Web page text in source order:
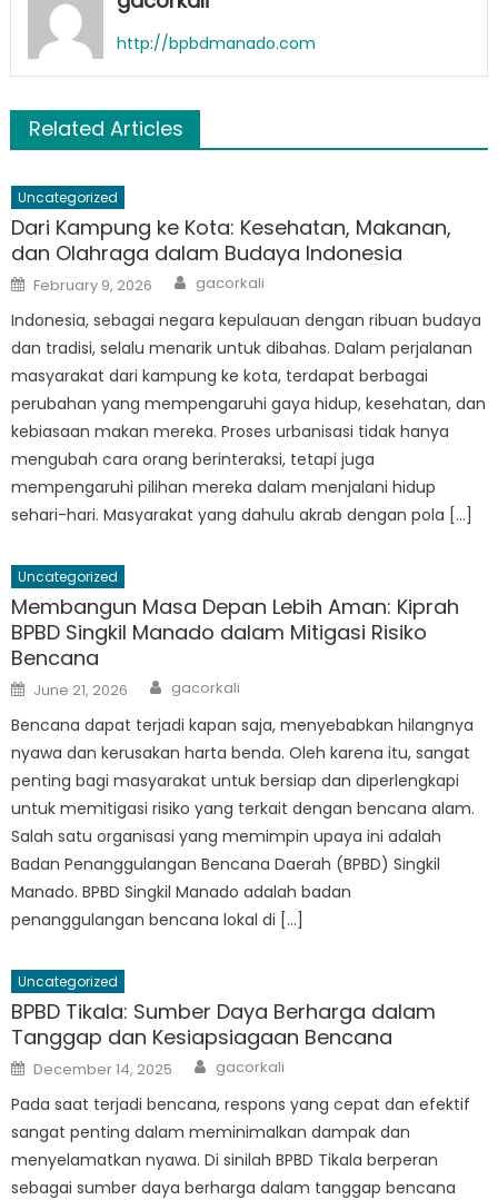
http://bpbdmanado.com
Related Articles
Uncategorized
Dari Kampung ke Kota: Kesehatan, Makanan,
dan Olahraga dalam Budaya Indonesia
Posted
on
February 9, 2026 Author
gacorkali
Indonesia, sebagai negara kepulauan dengan ribuan budaya
dan tradisi, selalu menarik untuk dibahas. Dalam perjalanan
masyarakat dari kampung ke kota, terdapat berbagai
perubahan yang mempengaruhi gaya hidup, kesehatan, dan
kebiasaan makan mereka. Proses urbanisasi tidak hanya
mengubah cara orang berinteraksi, tetapi juga
mempengaruhi pilihan mereka dalam menjalani hidup
sehari-hari. Masyarakat yang dahulu akrab dengan pola […]
Uncategorized
Membangun Masa Depan Lebih Aman: Kiprah
BPBD Singkil Manado dalam Mitigasi Risiko
Bencana
Posted
on
June 21, 2026 Author
gacorkali
Bencana dapat terjadi kapan saja, menyebabkan hilangnya
nyawa dan kerusakan harta benda. Oleh karena itu, sangat
penting bagi masyarakat untuk bersiap dan diperlengkapi
untuk memitigasi risiko yang terkait dengan bencana alam.
Salah satu organisasi yang memimpin upaya ini adalah
Badan Penanggulangan Bencana Daerah (BPBD) Singkil
Manado. BPBD Singkil Manado adalah badan
penanggulangan bencana lokal di […]
Uncategorized
BPBD Tikala: Sumber Daya Berharga dalam
Tanggap dan Kesiapsiagaan Bencana
Posted
on
December 14, 2025 Author
gacorkali
Pada saat terjadi bencana, respons yang cepat dan efektif
sangat penting dalam meminimalkan dampak dan
menyelamatkan nyawa. Di sinilah BPBD Tikala berperan
sebagai sumber daya berharga dalam tanggap bencana